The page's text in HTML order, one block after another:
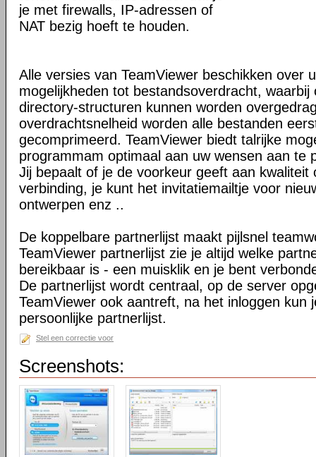
je met firewalls, IP-adressen of
NAT bezig hoeft te houden.
Alle versies van TeamViewer beschikken over
mogelijkheden tot bestandsoverdracht, waarbij
directory-structuren kunnen worden
overdrachtsnelheid worden alle bestanden
gecomprimeerd. TeamViewer biedt talrijke
programmam optimaal aan uw wensen aan te
Jij bepaalt of je de voorkeur geeft aan kwaliteit
verbinding, je kunt het invitatiemailtje voor
ontwerpen enz ..
De koppelbare partnerlijst maakt pijlsnel
TeamViewer partnerlijst zie je altijd welke
bereikbaar is - een muisklik en je bent
De partnerlijst wordt centraal, op de server
TeamViewer ook aantreft, na het inloggen kun
persoonlijke partnerlijst.
Stel een correctie voor
Screenshots: